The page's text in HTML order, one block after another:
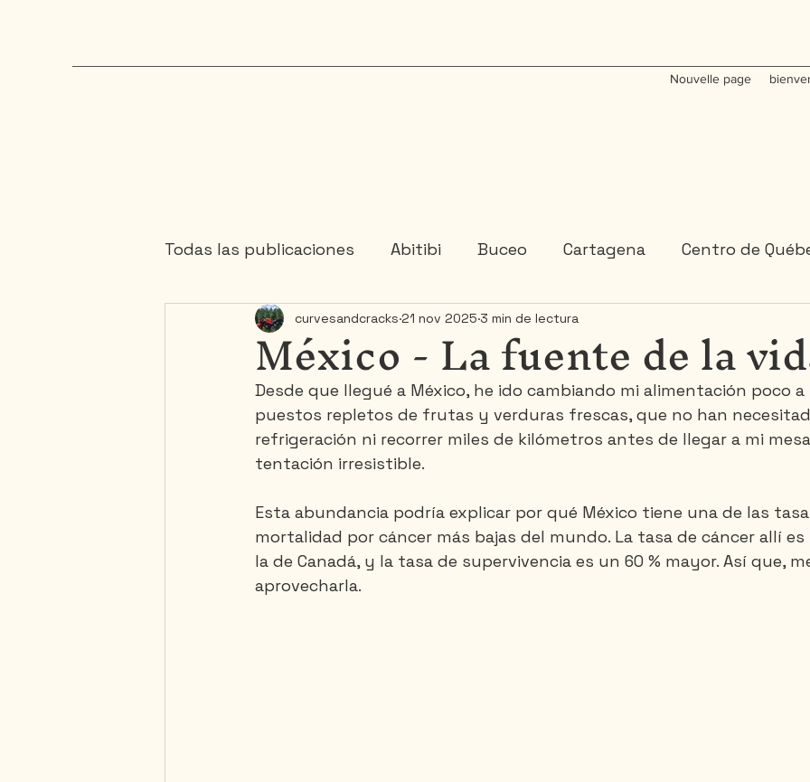
Nouvelle page
Todas las publicaciones Abitibi Buceo Cartagena Centro de
Chaudière-Appalaches Colombia Estados-Unidenses
Maritimes Mauricie México Ontario Portugal Républica
Saguenay - Lac St-Jean
México - La fuente de la
curvesandcracks 21 nov 2025 3 min de lectura
Desde que llegué a México, he ido cambiando mi alimentación poco a
puestos repletos de frutas y verduras frescas, que no han
refrigeración ni recorrer miles de kilómetros antes de llegar a mi
tentación irresistible.
Esta abundancia podría explicar por qué México tiene una de las
mortalidad por cáncer más bajas del mundo. La tasa de cáncer allí
la de Canadá, y la tasa de supervivencia es un 60 % mayor. Así que,
aprovecharla.